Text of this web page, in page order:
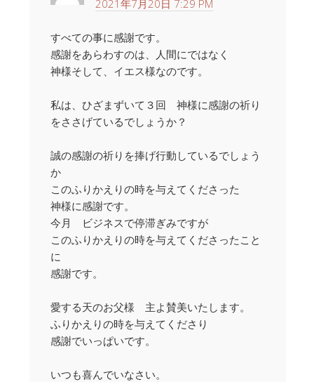
2021年7月20日 7:29 PM
すべての事に感謝です。
感謝をあらわすのは、人間にではなく
神様そして、イエス様なのです。
私は、ひざまずいて３回 神様に感謝の祈り
をささげているでしょうか？
誠の感謝の祈りを捧げ行動しているでしょう
か
このふりかえりの時を与えてくださった
神様に感謝です。
今月 ビジネスで停滞ぎみですが
このふりかえりの時を与えてくださったこと
に
感謝です。
愛する天のお父様 主よ賛美いたします。
ふりかえりの時を与えてくださり
感謝でいっぱいです。
いつも喜んでいなさい。